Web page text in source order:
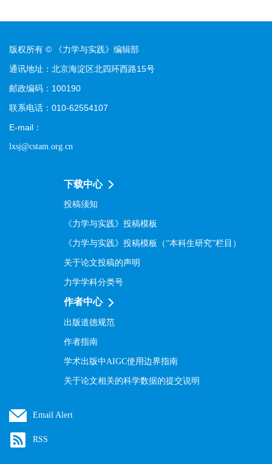
版权所有 © 《力学与实践》编辑部
通讯地址：北京海淀区北四环西路15号
邮政编码：100190
联系电话：010-62554107
E-mail：
lxsj@cstam.org.cn
下载中心
投稿须知
《力学与实践》投稿模板
《力学与实践》投稿模板（“本科生研究”栏目）
关于论文投稿的声明
力学学科分类号
作者中心
出版道德规范
作者指南
学术出版中AIGC使用边界指南
关于论文相关的科学数据的提交说明
Email Alert
RSS